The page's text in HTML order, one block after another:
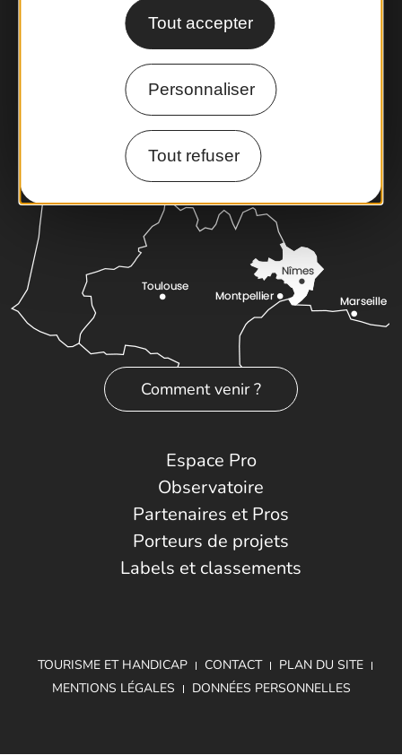
Tout accepter
Personnaliser
Tout refuser
Foire aux questions
Brochures
Cartoguides et Topoguides
Latitude Gard
Comment venir ?
Espace Pro
Observatoire
Partenaires et Pros
Porteurs de projets
Labels et classements
TOURISME ET HANDICAP CONTACT
PLAN DU SITE
MENTIONS LÉGALES
DONNÉES PERSONNELLES